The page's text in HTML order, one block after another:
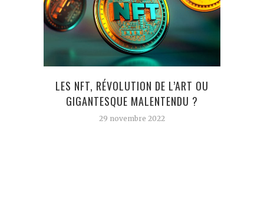
LES NFT, RÉVOLUTION DE L’ART OU
GIGANTESQUE MALENTENDU ?
29 novembre 2022